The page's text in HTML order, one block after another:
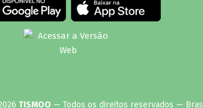
TISMOO — Todos os direitos reservados —